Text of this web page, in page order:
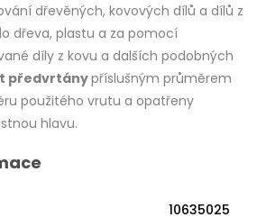
dřevěných, kovových dílů a dílů z
dřeva, plastu a za pomocí
díly z kovu a dalších podobných
předvrtánypříslušným průměrem
použitého vrutu a opatřeny
hlavu.
10635025